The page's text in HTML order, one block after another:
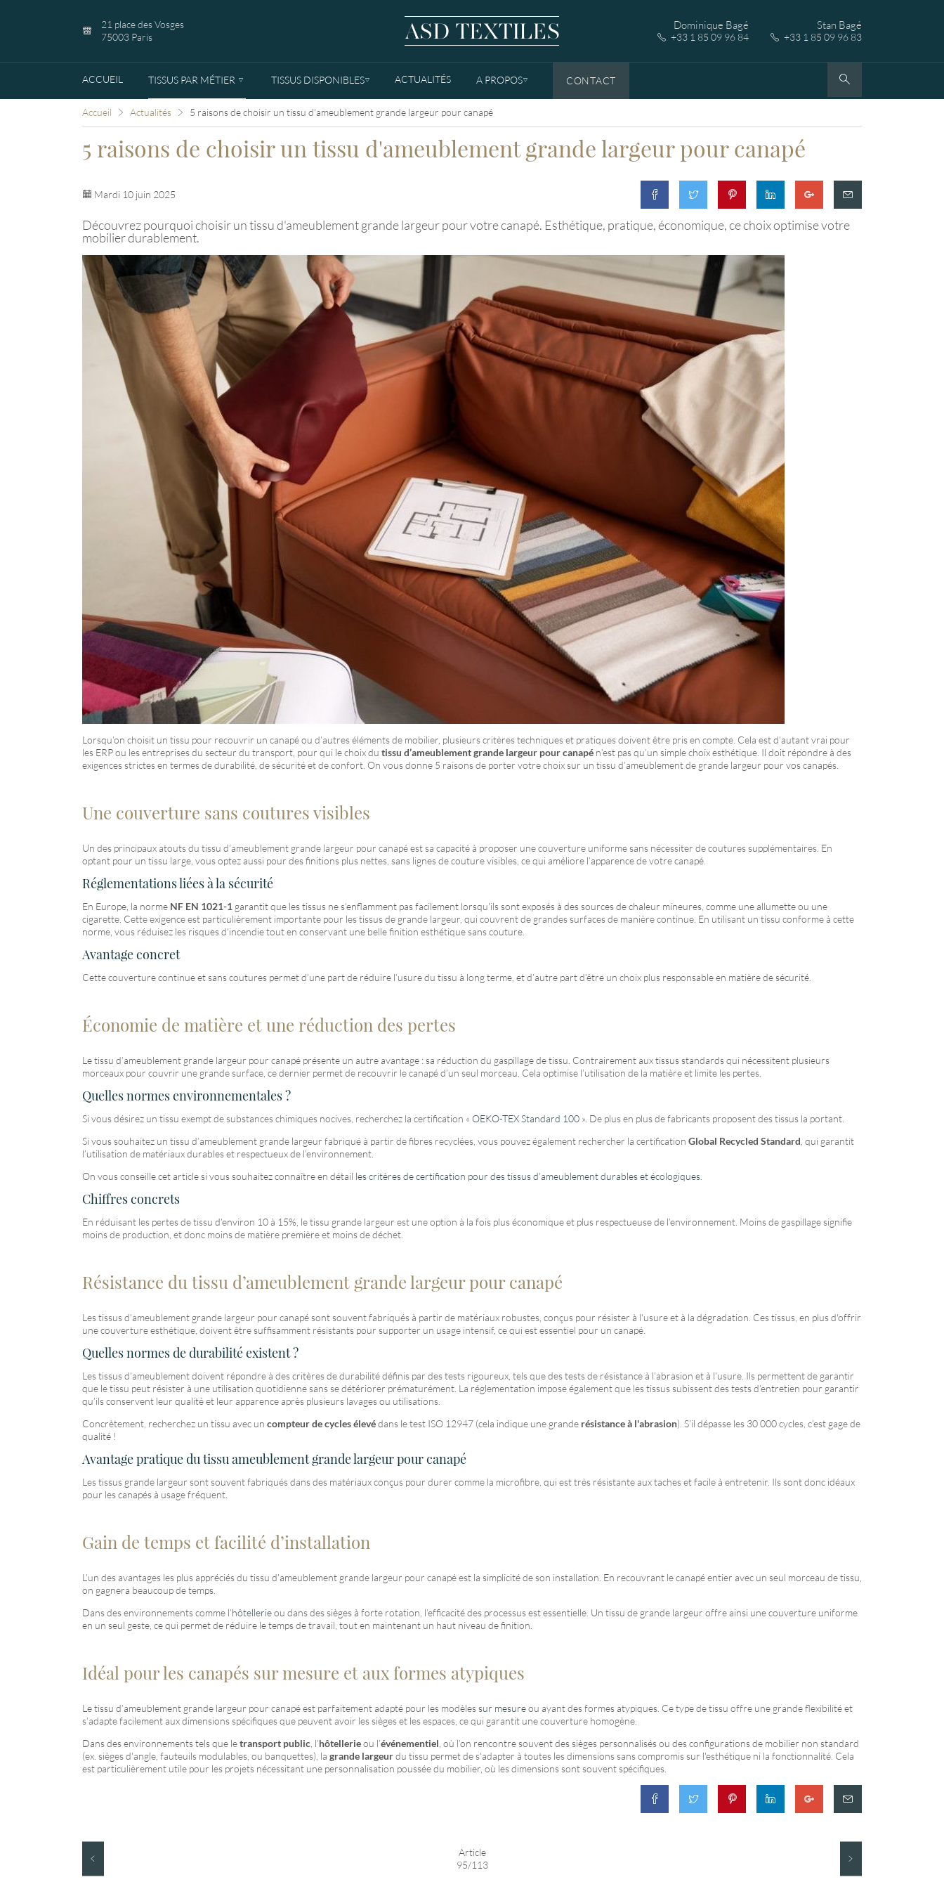
5 raisons de choisir un tissu d'ameublement grande largeur pour canapé
Mardi 10 juin 2025
Découvrez pourquoi choisir un tissu d'ameublement grande largeur pour votre canapé. Esthétique, pratique, économique, ce choix optimise votre
mobilier durablement.
Lorsqu’on choisit un tissu pour recouvrir un canapé ou d’autres éléments de mobilier, plusieurs critères techniques et pratiques doivent être pris en compte. Cela est d’autant vrai pour
les ERP ou les entreprises du secteur du transport, pour qui le choix du tissu d’ameublement grande largeur pour canapé n’est pas qu’un simple choix esthétique. Il doit répondre à des
exigences strictes en termes de durabilité, de sécurité et de confort. On vous donne 5 raisons de porter votre choix sur un tissu d’ameublement de grande largeur pour vos canapés.
Une couverture sans coutures visibles
Un des principaux atouts du tissu d’ameublement grande largeur pour canapé est sa capacité à proposer une couverture uniforme sans nécessiter de coutures supplémentaires. En
optant pour un tissu large, vous optez aussi pour des finitions plus nettes, sans lignes de couture visibles, ce qui améliore l’apparence de votre canapé.
Réglementations liées à la sécurité
En Europe, la norme NF EN 1021-1 garantit que les tissus ne s'enflamment pas facilement lorsqu'ils sont exposés à des sources de chaleur mineures, comme une allumette ou une
cigarette. Cette exigence est particulièrement importante pour les tissus de grande largeur, qui couvrent de grandes surfaces de manière continue. En utilisant un tissu conforme à cette
norme, vous réduisez les risques d'incendie tout en conservant une belle finition esthétique sans couture.
Avantage concret
Cette couverture continue et sans coutures permet d’une part de réduire l’usure du tissu à long terme, et d’autre part d’être un choix plus responsable en matière de sécurité.
Économie de matière et une réduction des pertes
Le tissu d’ameublement grande largeur pour canapé présente un autre avantage : sa réduction du gaspillage de tissu. Contrairement aux tissus standards qui nécessitent plusieurs
morceaux pour couvrir une grande surface, ce dernier permet de recouvrir le canapé d’un seul morceau. Cela optimise l’utilisation de la matière et limite les pertes.
Quelles normes environnementales ?
Si vous désirez un tissu exempt de substances chimiques nocives, recherchez la certification « OEKO-TEX Standard 100 ». De plus en plus de fabricants proposent des tissus la portant.
Si vous souhaitez un tissu d’ameublement grande largeur fabriqué à partir de fibres recyclées, vous pouvez également rechercher la certification Global Recycled Standard , qui garantit
l’utilisation de matériaux durables et respectueux de l’environnement.
On vous conseille cet article si vous souhaitez connaître en détail les critères de certification pour des tissus d’ameublement durables et écologiques
Chiffres concrets
En réduisant les pertes de tissu d’environ 10 à 15%, le tissu grande largeur est une option à la fois plus économique et plus respectueuse de l’environnement. Moins de gaspillage signifie
moins de production, et donc moins de matière première et moins de déchet.
Résistance du tissu d’ameublement grande largeur pour canapé
Les tissus d'ameublement grande largeur pour canapé sont souvent fabriqués à partir de matériaux robustes, conçus pour résister à l'usure et à la dégradation. Ces tissus, en plus d'offrir
une couverture esthétique, doivent être suffisamment résistants pour supporter un usage intensif, ce qui est essentiel pour un canapé.
Quelles normes de durabilité existent ?
Les tissus d’ameublement doivent répondre à des critères de durabilité définis par des tests rigoureux, tels que des tests de résistance à l’abrasion et à l’usure. Ils permettent de garantir
que le tissu peut résister à une utilisation quotidienne sans se détériorer prématurément. La réglementation impose également que les tissus subissent des tests d’entretien pour garantir
qu’ils conservent leur qualité et leur apparence après plusieurs lavages ou utilisations.
Concrètement, recherchez un tissu avec un compteur de cycles élevédans le test ISO 12947 (cela indique une grande résistance à l'abrasion). S’il dépasse les 30 000 cycles, c’est gage de
qualité !
Avantage pratique du tissu ameublement grande largeur pour canapé
Les tissus grande largeur sont souvent fabriqués dans des matériaux conçus pour durer comme la microfibre, qui est très résistante aux taches et facile à entretenir. Ils sont donc idéaux
pour les canapés à usage fréquent.
Gain de temps et facilité d’installation
L’un des avantages les plus appréciés du tissu d’ameublement grande largeur pour canapé est la simplicité de son installation. En recouvrant le canapé entier avec un seul morceau de tissu,
on gagnera beaucoup de temps.
Dans des environnements comme l’hôtellerieou dans des sièges à forte rotation, l’efficacité des processus est essentielle. Un tissu de grande largeur offre ainsi une couverture uniforme
en un seul geste, ce qui permet de réduire le temps de travail, tout en maintenant un haut niveau de finition.
Idéal pour les canapés sur mesure et aux formes atypiques
Le tissu d’ameublement grande largeur pour canapé est parfaitement adapté pour les modèlessur mesureou ayant des formes atypiques. Ce type de tissu offre une grande flexibilité et
s’adapte facilement aux dimensions spécifiques que peuvent avoir les sièges et les espaces, ce qui garantit une couverture homogène.
Dans des environnements tels que letransport public , l’hôtellerieou l’événementiel , où l’on rencontre souvent des sièges personnalisés ou des configurations de mobilier non standard
(ex. sièges d'angle, fauteuils modulables, ou banquettes), la grande largeurdu tissu permet de s'adapter à toutes les dimensions sans compromis sur l'esthétique ni la fonctionnalité. Cela
est particulièrement utile pour les projets nécessitant une personnalisation poussée du mobilier, où les dimensions sont souvent spécifiques.
Article
95/113
21 place des Vosges
75003 Paris
Dominique Bagé
+33 1 85 09 96 84
Stan Bagé
+33 1 85 09 96 83
ACCUEIL TISSUS PAR MÉTIER TISSUS DISPONIBLESTOGGLE DROPDOWNACTUALITÉS A PROPOSTOGGLE DROPDOWNCONTACT
Accueil Actualités 5 raisons de choisir un tissu d'ameublement grande largeur pour canapé